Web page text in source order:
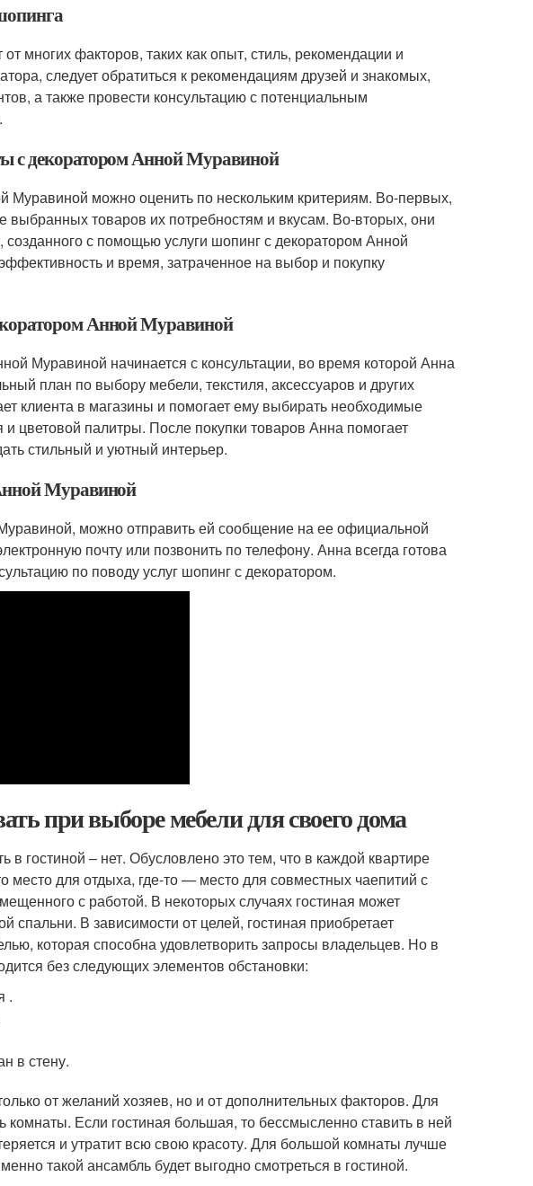
многих факторов, таких как опыт, стиль, рекомендации и
следует обратиться к рекомендациям друзей и знакомых,
а также провести консультацию с потенциальным
с декоратором Анной Муравиной
Муравиной можно оценить по нескольким критериям. Во-первых,
выбранных товаров их потребностям и вкусам. Во-вторых, они
созданного с помощью услуги шопинг с декоратором Анной
и время, затраченное на выбор и покупку
Анной Муравиной
Муравиной начинается с консультации, во время которой Анна
план по выбору мебели, текстиля, аксессуаров и других
клиента в магазины и помогает ему выбирать необходимые
и цветовой палитры. После покупки товаров Анна помогает
стильный и уютный интерьер.
Муравиной
можно отправить ей сообщение на ее официальной
почту или позвонить по телефону. Анна всегда готова
по поводу услуг шопинг с декоратором.
при выборе мебели для своего дома
в гостиной – нет. Обусловлено это тем, что в каждой квартире
место для отдыха, где-то — место для совместных чаепитий с
с работой. В некоторых случаях гостиная может
спальни. В зависимости от целей, гостиная приобретает
которая способна удовлетворить запросы владельцев. Но в
без следующих элементов обстановки:
.
в стену.
от желаний хозяев, но и от дополнительных факторов. Для
Если гостиная большая, то бессмысленно ставить в ней
и утратит всю свою красоту. Для большой комнаты лучше
такой ансамбль будет выгодно смотреться в гостиной.